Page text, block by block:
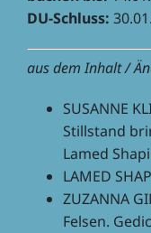
DU-Schluss:
aus dem Inhalt /
SUSANNE
Still­stand
Lamed
LAMED
ZUZANNA
Felsen.